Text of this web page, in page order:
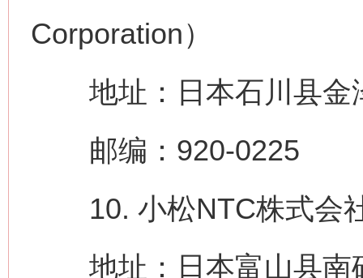
Corporation）
地址：日本石川县金
邮编：920-0225
10. 小松NTC株式会
地址：日本富山县南